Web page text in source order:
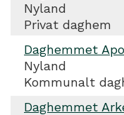
Nyland
Privat daghem
Daghemmet
Nyland
Kommunalt
Daghemmet